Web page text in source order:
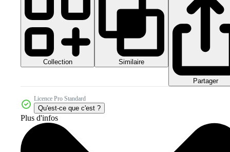
Collection Similaire
Partager
Licence Pro Standard
Qu'est-ce que c'est ?
Plus d'infos